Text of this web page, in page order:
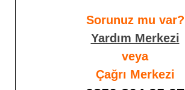
Sorunuz mu var?
Yardım Merkezi
veya
Çağrı Merkezi